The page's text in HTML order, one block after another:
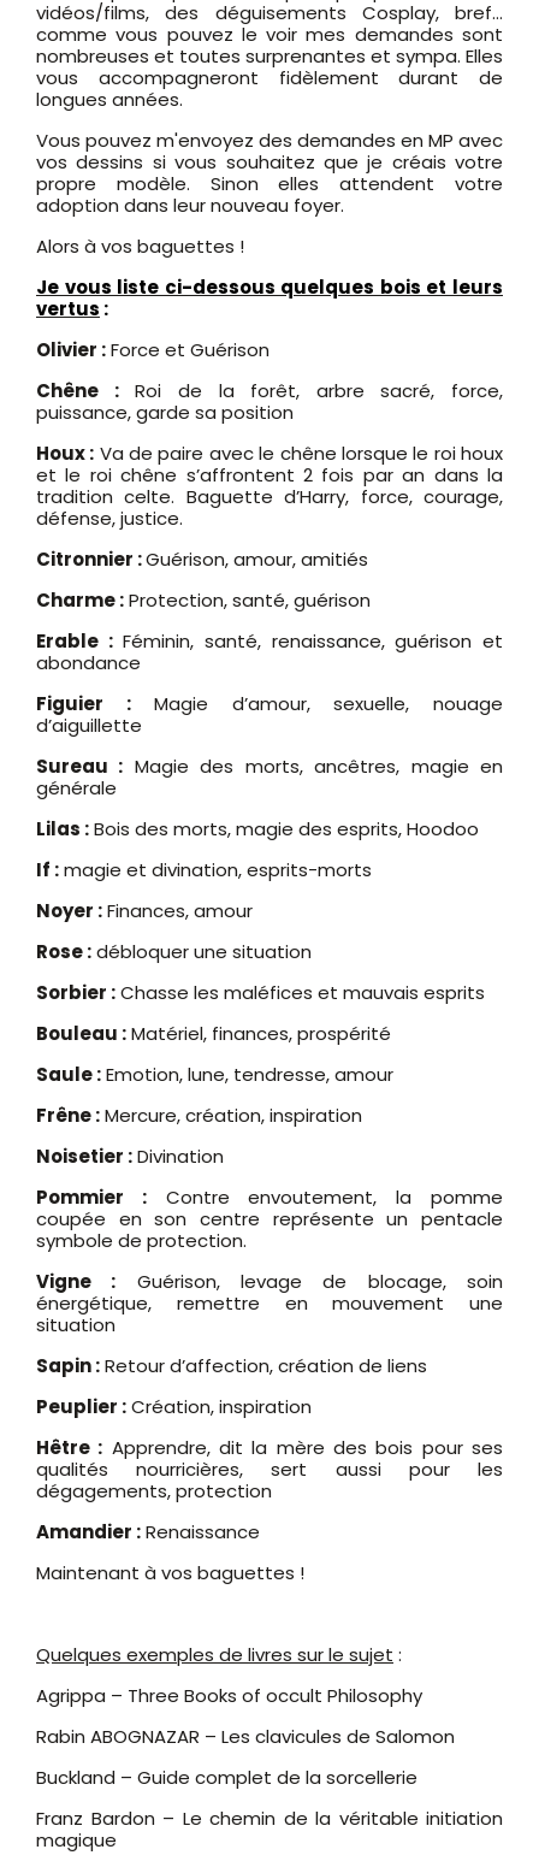
vidéos/films, des déguisements Cosplay, bref...
comme vous pouvez le voir mes demandes sont
nombreuses et toutes surprenantes et sympa. Elles
vous accompagneront fidèlement durant de
longues années.
Vous pouvez m'envoyez des demandes en MP avec
vos dessins si vous souhaitez que je créais votre
propre modèle. Sinon elles attendent votre
adoption dans leur nouveau foyer.
Alors à vos baguettes !
Je vous liste ci-dessous quelques bois et leurs
vertus :
Olivier :Force et Guérison
Chêne :Roi de la forêt, arbre sacré, force,
puissance, garde sa position
Houx : Va de paire avec le chêne lorsque le roi houx
et le roi chêne s’affrontent 2 fois par an dans la
tradition celte. Baguette d’Harry, force, courage,
défense, justice.
Citronnier :Guérison, amour, amitiés
Charme :Protection, santé, guérison
Erable :Féminin, santé, renaissance, guérison et
abondance
Figuier :Magie d’amour, sexuelle, nouage
d’aiguillette
Sureau : Magie des morts, ancêtres, magie en
générale
Lilas :Bois des morts, magie des esprits, Hoodoo
If :magie et divination, esprits-morts
Noyer :Finances, amour
Rose :débloquer une situation
Sorbier :Chasse les maléfices et mauvais esprits
Bouleau :Matériel, finances, prospérité
Saule :Emotion, lune, tendresse, amour
Frêne :Mercure, création, inspiration
Noisetier :Divination
Pommier :Contre envoutement, la pomme
coupée en son centre représente un pentacle
symbole de protection.
Vigne : Guérison, levage de blocage, soin
énergétique, remettre en mouvement une
situation
Sapin :Retour d’affection, création de liens
Peuplier :Création, inspiration
Hêtre : Apprendre, dit la mère des bois pour ses
qualités nourricières, sert aussi pour les
dégagements, protection
Amandier :Renaissance
Maintenant à vos baguettes !
Quelques exemples de livres sur le sujet :
Agrippa – Three Books of occult Philosophy
Rabin ABOGNAZAR – Les clavicules de Salomon
Buckland – Guide complet de la sorcellerie
Franz Bardon – Le chemin de la véritable initiation
magique